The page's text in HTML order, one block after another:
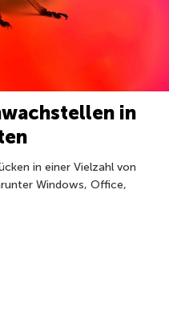
in
in einer Vielzahl von
Windows, Office,